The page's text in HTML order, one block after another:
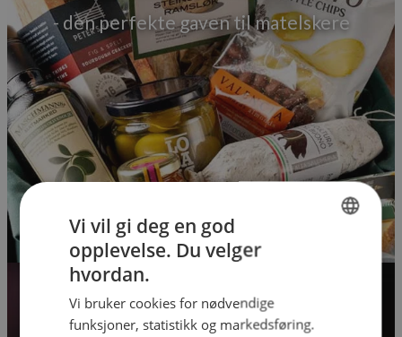
- den perfekte gaven til matelskere
Bestill gavekort
Vi vil gi deg en god
opplevelse. Du velger
hvordan.
Vi bruker cookies for nødvendige
funksjoner, statistikk og markedsføring.